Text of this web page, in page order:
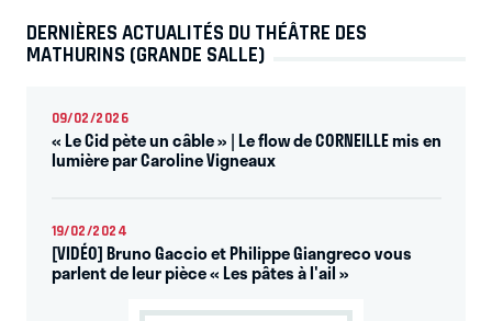
DERNIÈRES ACTUALITÉS DU THÉÂTRE DES
MATHURINS (GRANDE SALLE)
09/02/2026
« Le Cid pète un câble » | Le flow de CORNEILLE mis en
lumière par Caroline Vigneaux
19/02/2024
[VIDÉO] Bruno Gaccio et Philippe Giangreco vous
parlent de leur pièce « Les pâtes à l'ail »